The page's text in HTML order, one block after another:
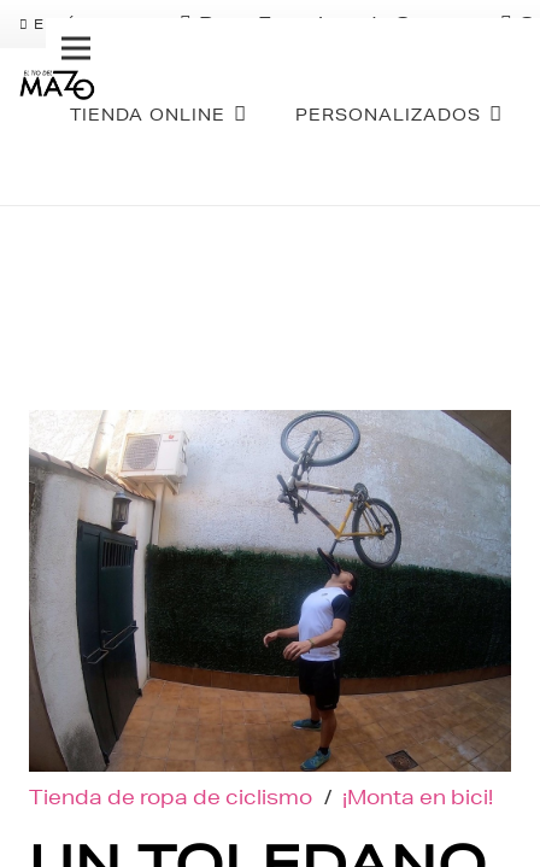
ENVÍO GRATIS Pago Fraccionado Sequra
TIENDA ONLINE PERSONALIZADOS
Tienda de ropa de ciclismo / ¡Monta en bici!